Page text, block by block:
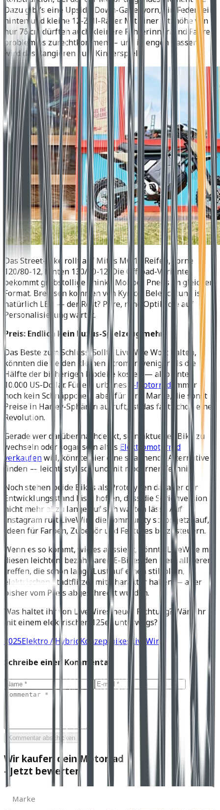
Dazu gibt’s eine Upside-Down-Gabel vorn, ein Federbein
hinten und kleine 12-Zoll-Räder. Mit einer Sitzhöhe von
nur 76 cm dürften auch kleinere Fahrerinnen und Fahrer
problemlos zurechtkommen — und in engen Gassen
wird das Rangieren zum Kinderspiel.
Das Street-Bike rollt auf Mitas MC 19 Reifen, vorne
120/80-12, hinten 130/80-12. Die Offroad-Variante
bekommt grobstollige Shinko Mobber Pneus im gleichen
Format. Bremsen kommen von Kymco, Beleuchtung ist
natürlich LED — der Rest? Pure, rohe Optik, die auf
Personalisierung wartet.
Preis: Endlich kein Luxus-Spielzeug mehr?
Das Beste zum Schluss: Sollte LiveWire Wort halten,
könnten die beiden kleinen Stromer weniger als die
Hälfte der bisherigen Modelle kosten — also unter
10.000 US-Dollar. Für ein urbanes
E-Motorrad immer
noch kein Schnäppchen, aber für eine Marke, die sonst
Preise in Harley-Sphären aufruft, ist das fast schon eine
Revolution.
Gerade wer darüber nachdenkt, sein aktuelles Bike zu
wechseln oder sogar sein altes Elektromotorrad
verkaufenwill, könnte hier eine spannende Alternative
finden — leicht, stylisch und mit moderner Technik.
Noch stehen beide Bikes als Prototypen da, aber der
Entwicklungsstand lässt hoffen, dass die Serienversion
nicht mehr allzu lange auf sich warten lässt. Auf
Instagram ruft LiveWire die Community schon jetzt auf,
Ideen für Farben, Zubehör und Features beizusteuern.
Wenn es so kommt, wie es aussieht, könnte LiveWire mit
diesen leichten, bezahlbaren E-Bikes den Nerv all derer
treffen, die schon lange Lust auf einen stilvollen,
elektrischen Stadtflitzer mit Charakter haben — aber
bisher vom Preis abgeschreckt wurden.
Was haltet ihr von LiveWires neuer Richtung? Wärt ihr
mit einem elektrischen 125er unterwegs?
2025Elektro / Hybrid Konzeptbikes LiveWire
Schreibe einen Kommentar
Kommentar abschicken
Wir kaufen dein Motorrad
- Jetzt bewerten
Marke
Marke